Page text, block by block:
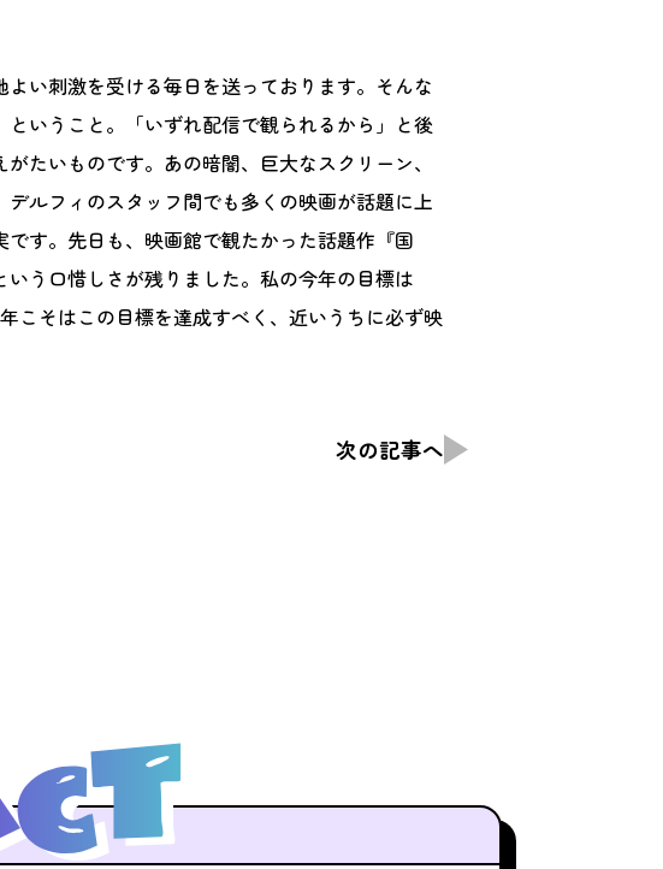
い刺激を受ける毎日を送っております。そんな
いうこと。「いずれ配信で観られるから」と後
たいものです。あの暗闇、巨大なスクリーン、
ルフィのスタッフ間でも多くの映画が話題に上
す。先日も、映画館で観たかった話題作『国
う口惜しさが残りました。私の今年の目標は
こそはこの目標を達成すべく、近いうちに必ず映
次の記事へ